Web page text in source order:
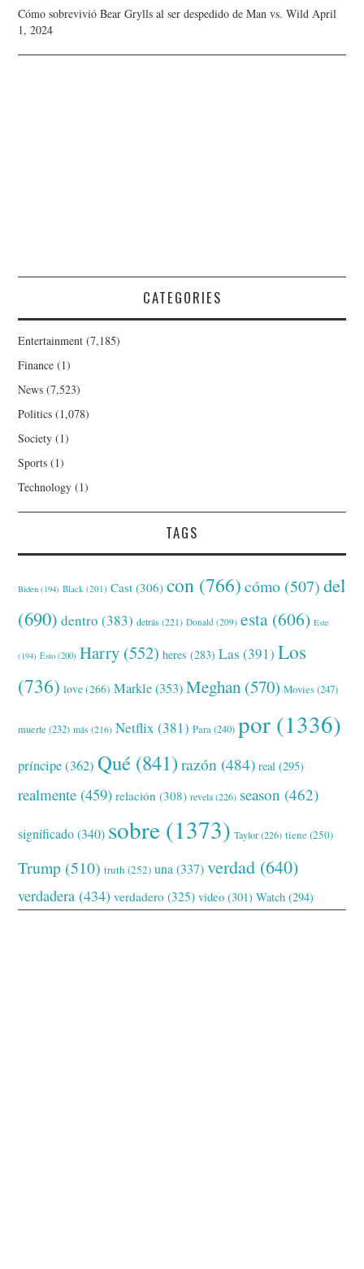
Cómo sobrevivió Bear Grylls al ser despedido de Man vs. Wild April
1, 2024
CATEGORIES
Entertainment (7,185)
Finance (1)
News (7,523)
Politics (1,078)
Society (1)
Sports (1)
Technology (1)
TAGS
Biden (194) Black (201) Cast (306) con (766) cómo (507) del
(690) dentro (383) detrás (221) Donald (209) esta (606) Este
(194) Esto (200) Harry (552) heres (283) Las (391) Los
(736) love(266) Markle(353) Meghan (570) Movies(247)
muerte (232) más (216) Netflix (381) Para(240) por (1336)
príncipe(362) Qué (841) razón (484) real (295)
realmente (459) relación (308) revela(226) season (462)
significado(340) sobre (1373) Taylor(226) tiene(250)
Trump (510) truth (252) una (337) verdad (640)
verdadera (434) verdadero (325) video (301) Watch (294)